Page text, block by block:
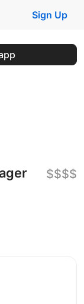
Sign Up
$$$$